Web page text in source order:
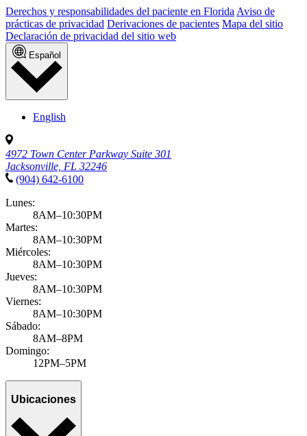
Derechos y responsabilidades del paciente en FloridaAviso de
prácticas de privacidad Derivaciones de pacientes Mapa del sitio
Declaración de privacidad del sitio web
Español
English
4972 Town Center Parkway Suite 301
Jacksonville, FL 32246
(904) 642-6100
Lunes:
8AM–10:30PM
Martes:
8AM–10:30PM
Miércoles:
8AM–10:30PM
Jueves:
8AM–10:30PM
Viernes:
8AM–10:30PM
Sábado:
8AM–8PM
Domingo:
12PM–5PM
Ubicaciones